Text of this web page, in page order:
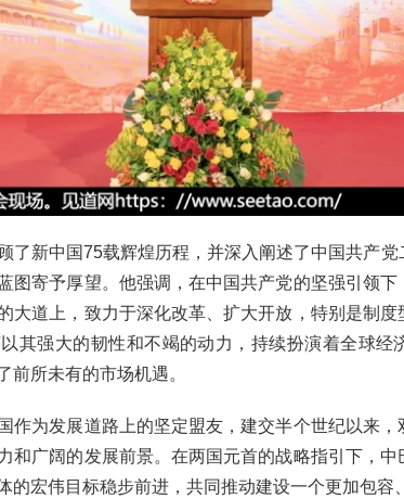
了新中国75载辉煌历程，并深入阐述了中国共产
图寄予厚望。他强调，在中国共产党的坚强引领下
大道上，致力于深化改革、扩大开放，特别是制
其强大的韧性和不竭的动力，持续扮演着全球经
前所未有的市场机遇。
作为发展道路上的坚定盟友，建交半个世纪以来，
和广阔的发展前景。在两国元首的战略指引下，
的宏伟目标稳步前进，共同推动建设一个更加包容